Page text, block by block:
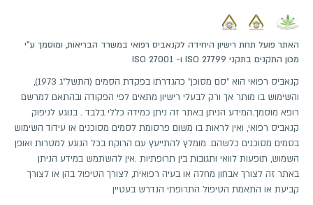
האתר פועל תחת רישיון היחידה לקנאביס רפואי במשרד הבריאות, ומוסמך ע"י
מכון התקנים בתקני ISO 27799 ו- ISO 27001
קנאביס רפואי הוא "סם מסוכן" כהגדרתו בפקדת הסמים (התשל"ג 1973),
והשימוש בו מותר אך ורק לבעלי רישיון מתאים לפי הפקודה ובהתאם למרשם
רופא מוסמך.המידע הניתן באתר זה ניתן כמידה כללי בלבד . בנוגע לניפוק
קנאביס רפואי, ואין לראות בו משום פרסומת לסמים מסוכנים או עידוד השימוש
בסמים מסוכנים כלשהם. מומלץ להתייעץ עם הרוקח בכל הנוגע למטרות ואופן
השמוש, תופעות לוואי ותגובות בין תרופתיות .אין להשתמש במידע הניתן
באתר זה לצורך אבחון מחלה או בעיה רפואית, לצורך הטיפול בהן או לצורך
קביעת או התאמת הטיפול התרופתי הנדרש בעטיין